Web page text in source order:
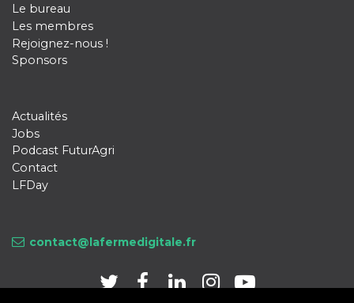
Le bureau
Les membres
Rejoignez-nous !
Sponsors
Actualités
Jobs
Podcast FuturAgri
Contact
LFDay
contact@lafermedigitale.fr